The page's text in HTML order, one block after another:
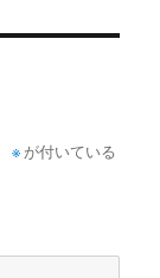
※ が付いている